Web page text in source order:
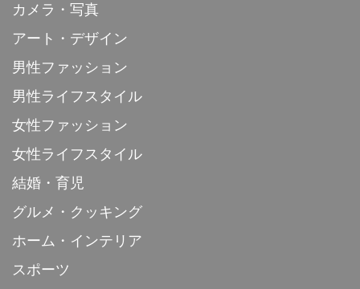
カメラ・写真
アート・デザイン
男性ファッション
男性ライフスタイル
女性ファッション
女性ライフスタイル
結婚・育児
グルメ・クッキング
ホーム・インテリア
スポーツ